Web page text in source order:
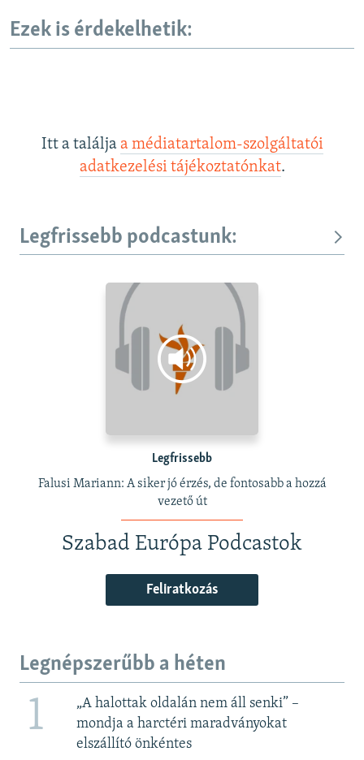
Ezek is érdekelhetik:
Itt a találja a médiatartalom-szolgáltatói
adatkezelési tájékoztatónkat.
Legfrissebb podcastunk:
Legfrissebb
Falusi Mariann: A siker jó érzés, de fontosabb a hozzá
vezető út
Szabad Európa Podcastok
Feliratkozás
Legnépszerűbb a héten
1
„A halottak oldalán nem áll senki” –
mondja a harctéri maradványokat
elszállító önkéntes